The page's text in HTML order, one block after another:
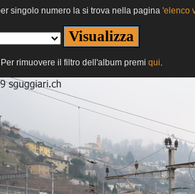
singolo numero la si trova nella pagina 'elenco
Per rimuovere il filtro dell'album premi qui.